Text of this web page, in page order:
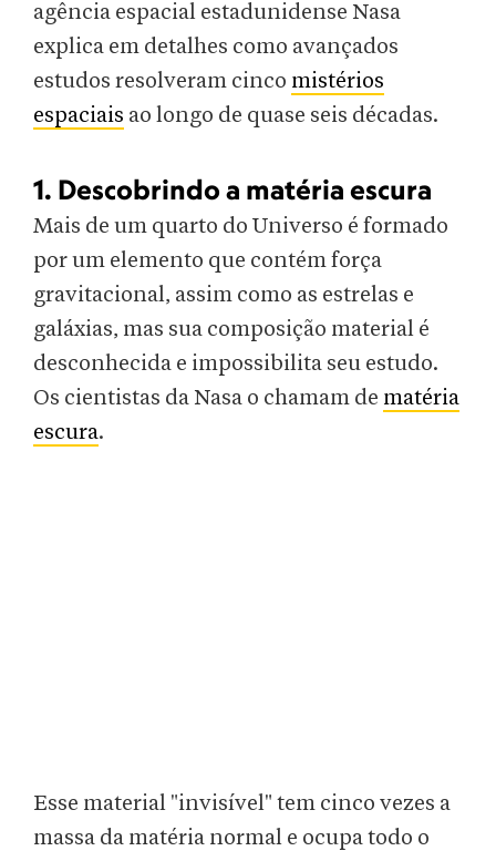
agência espacial estadunidense Nasa
explica em detalhes como avançados
estudos resolveram cinco mistérios
espaciais ao longo de quase seis décadas.
1. Descobrindo a matéria escura
Mais de um quarto do Universo é formado
por um elemento que contém força
gravitacional, assim como as estrelas e
galáxias, mas sua composição material é
desconhecida e impossibilita seu estudo.
Os cientistas da Nasa o chamam de matéria
escura.
Esse material "invisível" tem cinco vezes a
massa da matéria normal e ocupa todo o